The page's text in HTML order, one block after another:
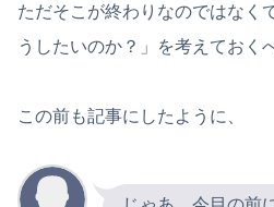
ただそこが終わりなのではなく
うしたいのか？」を考えておく
この前も記事にしたように、